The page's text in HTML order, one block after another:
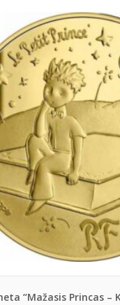
“Mažasis Princas –